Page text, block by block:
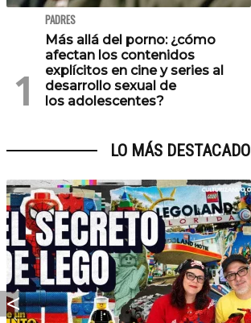
PADRES
Más allá del porno: ¿cómo
afectan los contenidos
explícitos en cine y series al
desarrollo sexual de
los adolescentes?
LO MÁS DESTACADO